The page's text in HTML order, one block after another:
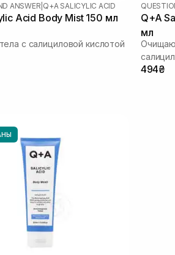
ANSWER Q+A SALICYLIC ACID
Acid Body Mist 150 мл
с салициловой кислотой
Q+A
мл
494₴